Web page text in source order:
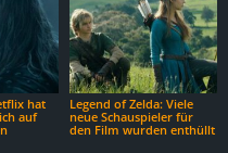
hat
auf
Legend of Zelda: Viele
neue Schauspieler für
den Film wurden enthüllt